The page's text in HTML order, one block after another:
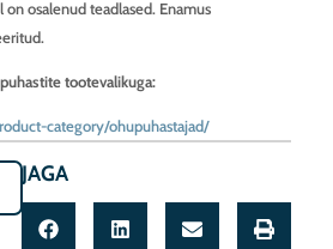
osalenud teadlased. Enamus
tootevalikuga:
category/ohupuhastajad/
JAGA